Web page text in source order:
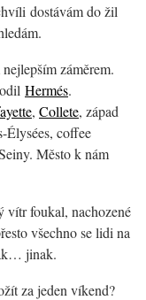
dostávám do žil
záměrem.
Hermés.
, Collete, západ
Élysées, coffee
Město k nám
vítr foukal, nachozené
všechno se lidi na
jinak.
za jeden víkend?